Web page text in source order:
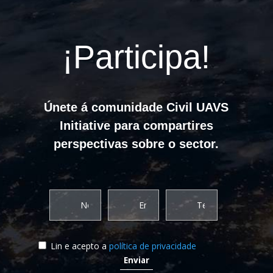
¡Participa!
Únete á comunidade Civil UAVS
Initiative para compartires
perspectivas sobre o sector.
Lin e acepto a política de privacidade